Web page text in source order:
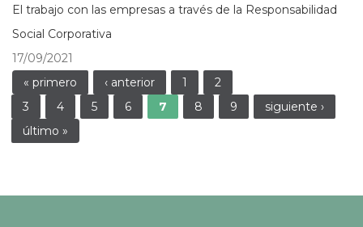
El trabajo con las empresas a través de la Responsabilidad
Social Corporativa
17/09/2021
Páginas
« primero ‹ anterior 1
2
3
4 5 6 7 8 9
siguiente ›
último »